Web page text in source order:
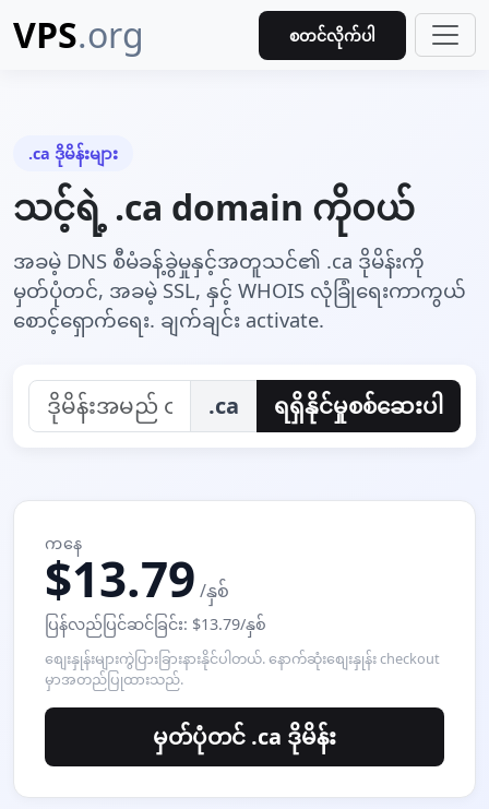
VPS.org စတင်လိုက်ပါ
.ca ဒိုမိန်းများ
သင့်ရဲ့ .ca domain ကိုဝယ်
အခမဲ့ DNS စီမံခန့်ခွဲမှုနှင့်အတူသင်၏ .ca ဒိုမိန်းကို
မှတ်ပုံတင်, အခမဲ့ SSL, နှင့် WHOIS လုံခြုံရေးကာကွယ်
စောင့်ရှောက်ရေး. ချက်ချင်း activate.
.ca ရရှိနိုင်မှုစစ်ဆေးပါ
ကနေ
$13.79 /နှစ်
ပြန်လည်ပြင်ဆင်ခြင်း: $13.79/နှစ်
စျေးနှုန်းများကွဲပြားခြားနားနိုင်ပါတယ်. နောက်ဆုံးစျေးနှုန်း checkout
မှာအတည်ပြုထားသည်.
မှတ်ပုံတင် .ca ဒိုမိန်း